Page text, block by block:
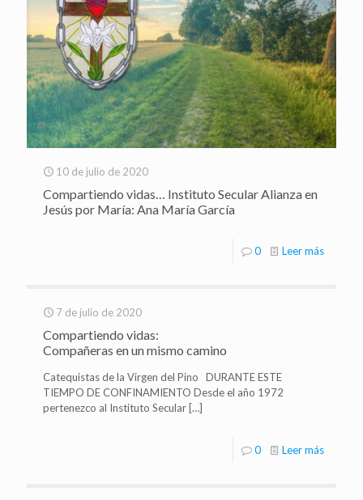
10 de julio de 2020
Compartiendo vidas… Instituto Secular Alianza en
Jesús por María: Ana María García
0 Leer más
7 de julio de 2020
Compartiendo vidas:
Compañeras en un mismo camino
Catequistas de la Virgen del Pino DURANTE ESTE
TIEMPO DE CONFINAMIENTO Desde el año 1972
pertenezco al Instituto Secular […]
0 Leer más